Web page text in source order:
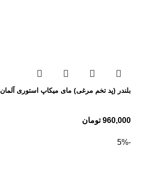
بلندر (پد تخم مرغی) مای میکاپ استوری آلمان
960,000 تومان
-5%